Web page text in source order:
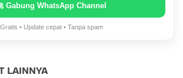
Gabung WhatsApp Channel
Gratis • Update cepat • Tanpa spam
LAINNYA